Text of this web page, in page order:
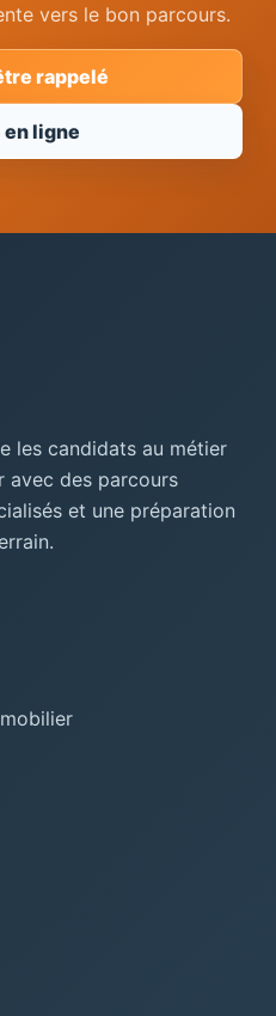
vers le bon parcours.
rappelé
en ligne
les candidats au métier
avec des parcours
et une préparation